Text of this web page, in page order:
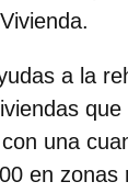
a la
una
en zonas